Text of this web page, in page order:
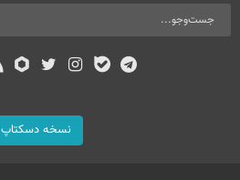
نسخه دسکتاپ